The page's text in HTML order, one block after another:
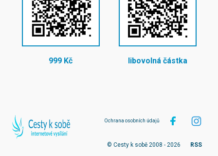
999 Kč libovolná částka
Ochrana osobních údajů
© Cesty k sobě 2008 - 2026 RSS